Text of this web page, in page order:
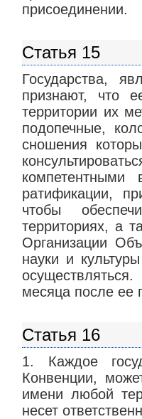
присоединении.
Статья 15
Государства,
признают, что
территории их
подопечные,
сношения
компетентными
ратификации,
чтобы
территориях, а
Организации
науки и
месяца после ее
Статья 16
1. Каждое
Конвенции,
имени любой
несет